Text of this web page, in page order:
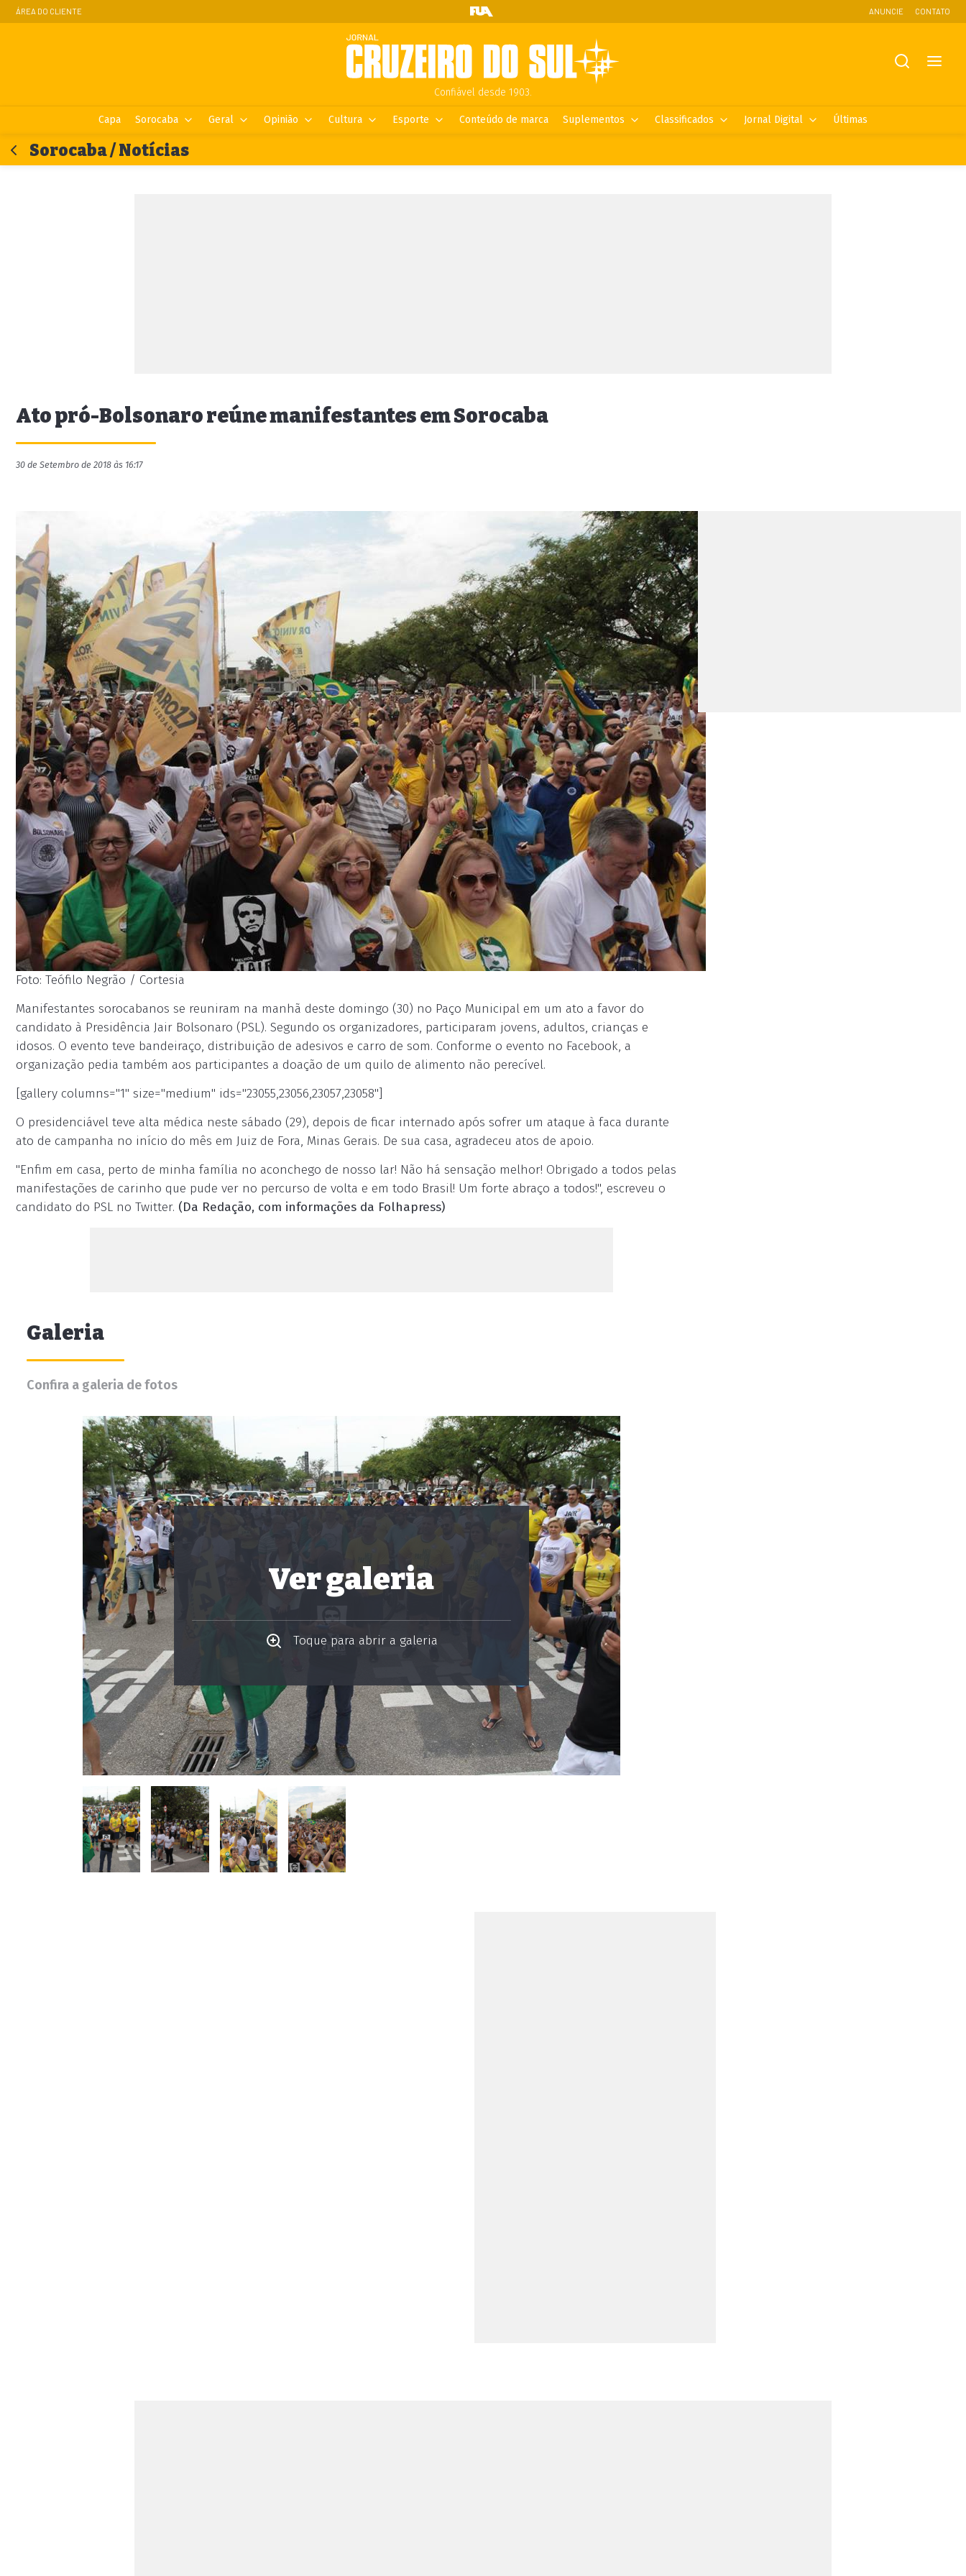
ÁREA DO CLIENTE ANUNCIE CONTATO
Confiável desde 1903.
Capa Sorocaba Geral Opinião Cultura Esporte Conteúdo de marca Suplementos Classificados Jornal Digital Últimas
Sorocaba / Notícias
Ato pró-Bolsonaro reúne manifestantes em Sorocaba
30 de Setembro de 2018 às 16:17
Foto: Teófilo Negrão / Cortesia
Manifestantes sorocabanos se reuniram na manhã deste domingo (30) no Paço Municipal em um ato a favor do
candidato à Presidência Jair Bolsonaro (PSL). Segundo os organizadores, participaram jovens, adultos, crianças e
idosos. O evento teve bandeiraço, distribuição de adesivos e carro de som. Conforme o evento no Facebook, a
organização pedia também aos participantes a doação de um quilo de alimento não perecível.
[gallery columns="1" size="medium" ids="23055,23056,23057,23058"]
O presidenciável teve alta médica neste sábado (29), depois de ficar internado após sofrer um ataque à faca durante
ato de campanha no início do mês em Juiz de Fora, Minas Gerais. De sua casa, agradeceu atos de apoio.
"Enfim em casa, perto de minha família no aconchego de nosso lar! Não há sensação melhor! Obrigado a todos pelas
manifestações de carinho que pude ver no percurso de volta e em todo Brasil! Um forte abraço a todos!", escreveu o
candidato do PSL no Twitter. (Da Redação, com informações da Folhapress)
Galeria
Confira a galeria de fotos
Ver galeria
Toque para abrir a galeria